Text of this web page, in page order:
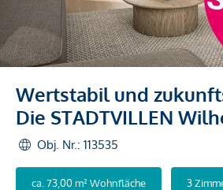
Wertstabil und
Die STADTVILLEN
Obj. Nr.: 113535
ca. 73,00 m² Wohnfläche 3